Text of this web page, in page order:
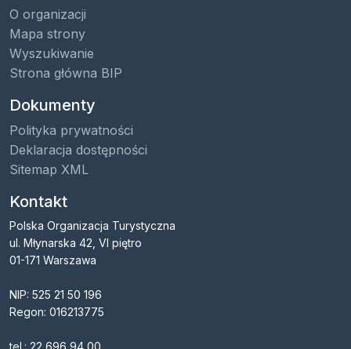
O organizacji
Mapa strony
Wyszukiwanie
Strona główna BIP
Dokumenty
Polityka prywatności
Deklaracja dostępności
Sitemap XML
Kontakt
Polska Organizacja Turystyczna
ul. Młynarska 42, VI piętro
01-171 Warszawa
NIP: 525 21 50 196
Regon: 016213775
tel.: 22 696 94 00